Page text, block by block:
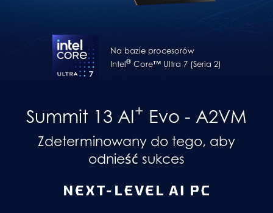
Na bazie procesorów
Intel®Core™ Ultra 7 (Seria 2)
Summit 13 AI+ Evo - A2VM
Zdeterminowany do tego, aby
odnieść sukces